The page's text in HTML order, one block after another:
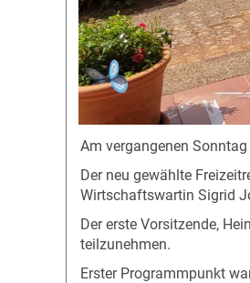
Am vergangenen
Der neu gewählte
Wirtschaftswartin Sigrid
Der erste Vorsitzende,
teilzunehmen.
Erster Programmpunkt